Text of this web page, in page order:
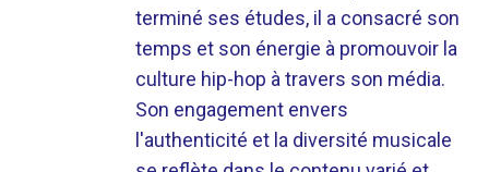
terminé ses études, il a consacré son
temps et son énergie à promouvoir la
culture hip-hop à travers son média.
Son engagement envers
l'authenticité et la diversité musicale